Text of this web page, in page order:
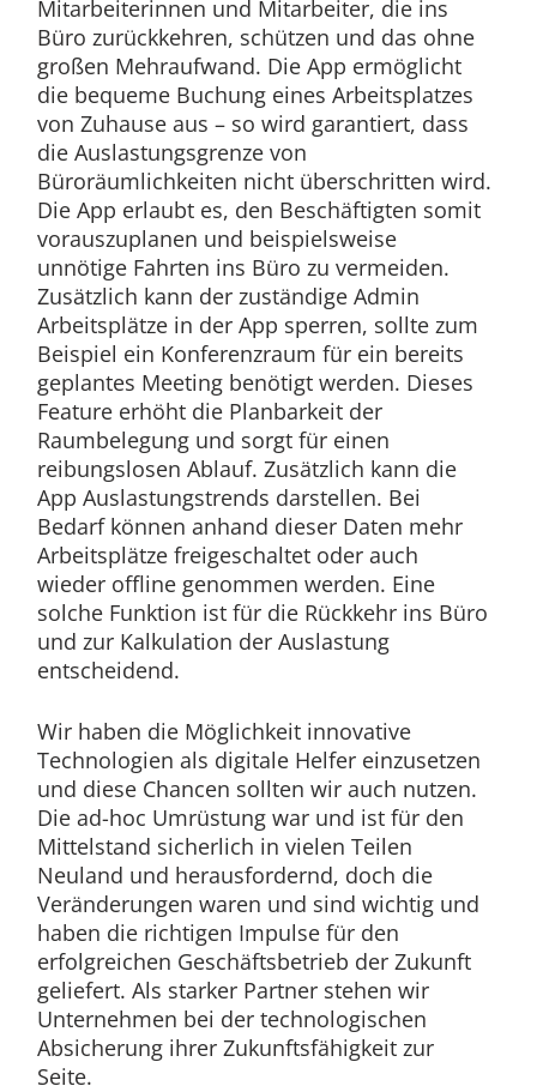
Mitarbeiterinnen und Mitarbeiter, die ins
Büro zurückkehren, schützen und das ohne
großen Mehraufwand. Die App ermöglicht
die bequeme Buchung eines Arbeitsplatzes
von Zuhause aus – so wird garantiert, dass
die Auslastungsgrenze von
Büroräumlichkeiten nicht überschritten wird.
Die App erlaubt es, den Beschäftigten somit
vorauszuplanen und beispielsweise
unnötige Fahrten ins Büro zu vermeiden.
Zusätzlich kann der zuständige Admin
Arbeitsplätze in der App sperren, sollte zum
Beispiel ein Konferenzraum für ein bereits
geplantes Meeting benötigt werden. Dieses
Feature erhöht die Planbarkeit der
Raumbelegung und sorgt für einen
reibungslosen Ablauf. Zusätzlich kann die
App Auslastungstrends darstellen. Bei
Bedarf können anhand dieser Daten mehr
Arbeitsplätze freigeschaltet oder auch
wieder offline genommen werden. Eine
solche Funktion ist für die Rückkehr ins Büro
und zur Kalkulation der Auslastung
entscheidend.
Wir haben die Möglichkeit innovative
Technologien als digitale Helfer einzusetzen
und diese Chancen sollten wir auch nutzen.
Die ad-hoc Umrüstung war und ist für den
Mittelstand sicherlich in vielen Teilen
Neuland und herausfordernd, doch die
Veränderungen waren und sind wichtig und
haben die richtigen Impulse für den
erfolgreichen Geschäftsbetrieb der Zukunft
geliefert. Als starker Partner stehen wir
Unternehmen bei der technologischen
Absicherung ihrer Zukunftsfähigkeit zur
Seite.